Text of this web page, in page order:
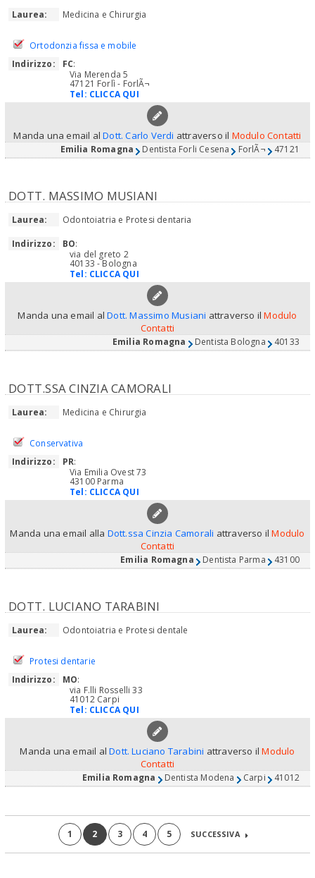
Laurea: Medicina e Chirurgia
Ortodonzia fissa e mobile
Indirizzo:
FC:
Via Merenda 5
47121 Forlì - ForlÃ¬
Tel: CLICCA QUI
Manda una email alDott. Carlo Verdi attraverso il Modulo Contatti
Emilia Romagna Dentista Forli Cesena ForlÃ¬ 47121
DOTT. MASSIMO MUSIANI
Laurea:
Odontoiatria e Protesi dentaria
Indirizzo:
BO:
via del greto 2
40133 - Bologna
Tel: CLICCA QUI
Manda una email alDott. Massimo Musiani attraverso ilModulo
Contatti
Emilia Romagna Dentista Bologna 40133
DOTT.SSA CINZIA CAMORALI
Laurea: Medicina e Chirurgia
Conservativa
Indirizzo:
PR:
Via Emilia Ovest 73
43100 Parma
Tel: CLICCA QUI
Manda una email alla Dott.ssa Cinzia Camorali attraverso ilModulo
Contatti
Emilia Romagna Dentista Parma 43100
DOTT. LUCIANO TARABINI
Laurea: Odontoiatria e Protesi dentale
Protesi dentarie
Indirizzo:
MO:
via F.lli Rosselli 33
41012 Carpi
Tel: CLICCA QUI
Manda una email alDott. Luciano Tarabini attraverso ilModulo
Contatti
Emilia Romagna Dentista Modena Carpi 41012
1 2 3 4 5 SUCCESSIVA